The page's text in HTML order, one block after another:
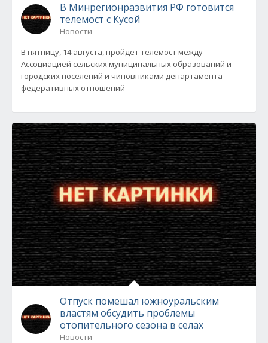
В Минрегионразвития РФ готовится
телемост с Кусой
Новости
В пятницу, 14 августа, пройдет телемост между
Ассоциацией сельских муниципальных образований и
городских поселений и чиновниками департамента
федеративных отношений
Отпуск помешал южноуральским
властям обсудить проблемы
отопительного сезона в селах
Новости